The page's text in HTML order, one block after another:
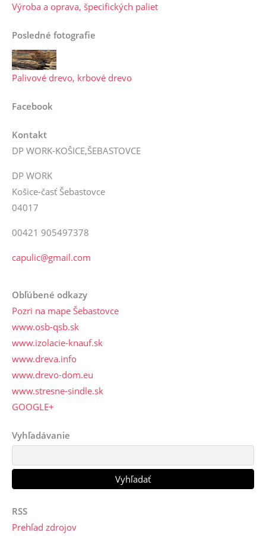
Výroba a oprava, špecifických paliet
Posledné fotografie
Palivové drevo, krbové drevo
Facebook
Kontakt
DP WORK-KOŠICE,ŠEBASTOVCE
DP WORK
Košice-časť Šebastovce
04017
00421 905497378
capulic@gmail.com
Obľúbené odkazy
Pozri na mape Šebastovce
www.osb-qsb.sk
www.izolacie-knauf.sk
www.dreva.info
www.drevo-dom.eu
www.stresne-sindle.sk
GOOGLE+
Vyhľadávanie
RSS
Prehľad zdrojov